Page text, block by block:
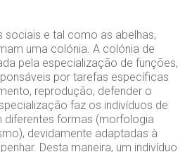
sociais e tal como as abelhas,
uma colónia. A colónia de
pela especialização de funções,
por tarefas específicas
reprodução, defender o
faz os indivíduos de
diferentes formas (morfologia
devidamente adaptadas à
Desta maneira, um indivíduo